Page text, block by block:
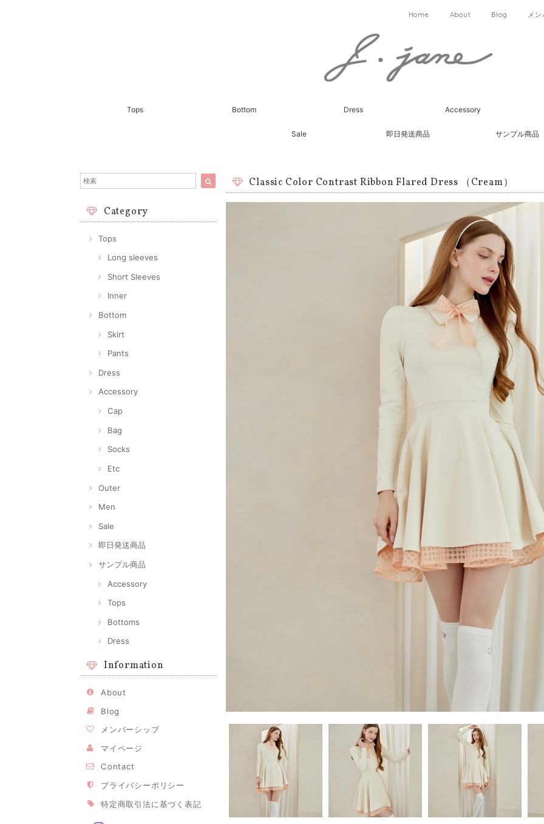
Home About Blog メ
Tops Bottom Dress Accessory
Sale 即日発送商品 サンプル商品
Category
Tops
Long sleeves
Short Sleeves
Inner
Bottom
Skirt
Pants
Dress
Accessory
Cap
Bag
Socks
Etc
Outer
Men
Sale
即日発送商品
サンプル商品
Accessory
Tops
Bottoms
Dress
Information
About
Blog
メンバーシップ
マイページ
Contact
プライバシーポリシー
特定商取引法に基づく表記
Classic Color Contrast Ribbon Flared Dress （Cream）